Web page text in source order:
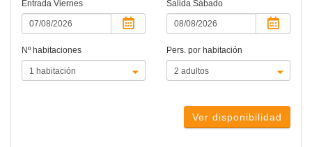
Entrada Viernes Salida Sábado
Nº habitaciones Pers. por habitación
Ver disponibilidad